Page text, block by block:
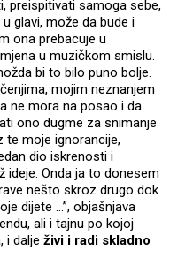
preispitivati samoga sebe,
glavi, može da bude i
ona prebacuje u
u muzičkom smislu.
bi to bilo puno bolje.
mojim neznanjem
ne mora na posao i da
ono dugme za snimanje
te moje ignorancije,
dio iskrenosti i
ideje. Onda ja to donesem
nešto skroz drugo dok
dijete ...”, objašnjava
ali i tajnu po kojoj
i dalje živi i radi skladno